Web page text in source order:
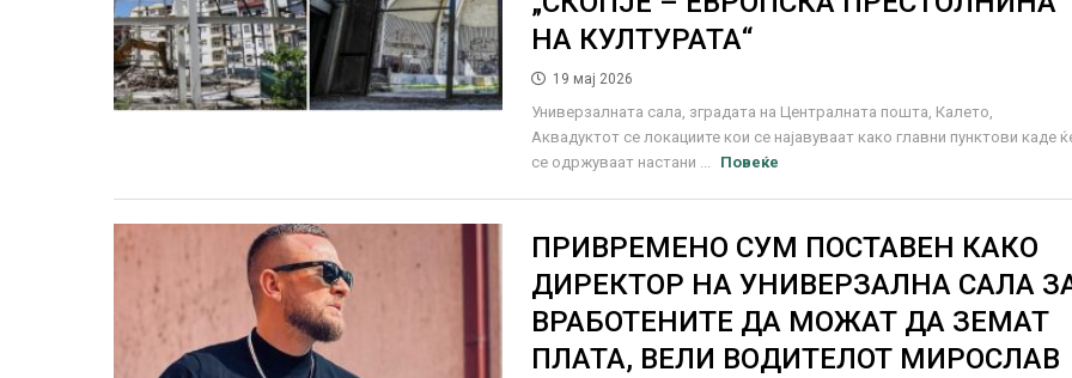
НА КУЛТУРАТА“
19 мај 2026
Универзалната сала, зградата на Централната пошта, Калето,
Аквадуктот се локациите кои се најавуваат како главни пунктови каде
се одржуваат настани ...
Повеќе
ПРИВРЕМЕНО СУМ ПОСТАВЕН КАКО
ДИРЕКТОР НА УНИВЕРЗАЛНА САЛА
ВРАБОТЕНИТЕ ДА МОЖАТ ДА ЗЕМАТ
ПЛАТА, ВЕЛИ ВОДИТЕЛОТ МИРОСЛАВ